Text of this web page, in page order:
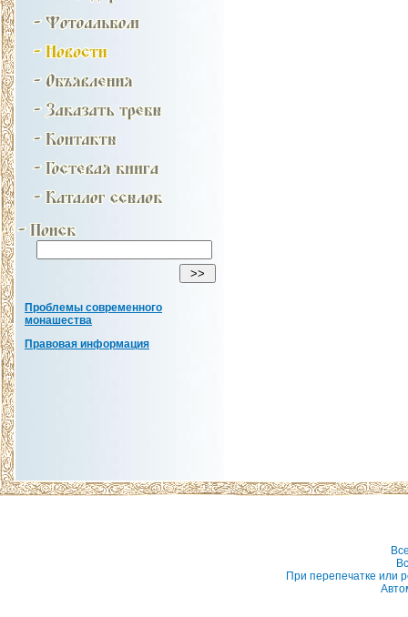
Проблемы современного
монашества
Правовая информация
При перепечатке или